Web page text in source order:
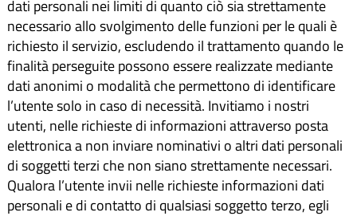
dati personali nei limiti di quanto ciò sia strettamente
necessario allo svolgimento delle funzioni per le quali è
richiesto il servizio, escludendo il trattamento quando le
finalità perseguite possono essere realizzate mediante
dati anonimi o modalità che permettono di identificare
l’utente solo in caso di necessità. Invitiamo i nostri
utenti, nelle richieste di informazioni attraverso posta
elettronica a non inviare nominativi o altri dati personali
di soggetti terzi che non siano strettamente necessari.
Qualora l’utente invii nelle richieste informazioni dati
personali e di contatto di qualsiasi soggetto terzo, egli